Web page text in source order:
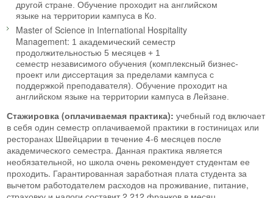
другой стране. Обучение проходит на английском
языке на территории кампуса в Ко.
Master of Science in International Hospitality
Management: 1 академический семестр
продолжительностью 5 месяцев + 1
семестр независимого обучения (комплексный бизнес-
проект или диссертация за пределами кампуса с
поддержкой преподавателя). Обучение проходит на
английском языке на территории кампуса в Лейзане.
Стажировка (оплачиваемая практика): учебный год включает
в себя один семестр оплачиваемой практики в гостиницах или
ресторанах Швейцарии в течение 4-6 месяцев после
академического семестра. Данная практика является
необязательной, но школа очень рекомендует студентам ее
проходить. Гарантированная заработная плата студента за
вычетом работодателем расходов на проживание, питание,